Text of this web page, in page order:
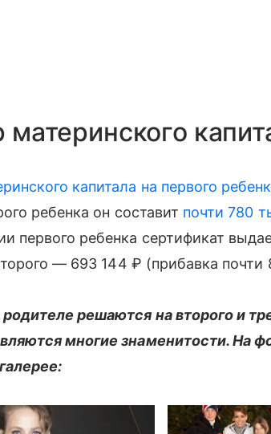
материнского
капитала на первого
ребенка он составит почти 780
первого ребенка сертификат
— 693 144 ₽ (прибавка почти
решаются на второго и
многие знаменитости. На